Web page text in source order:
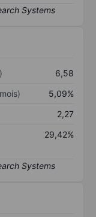
6,58
5,09%
2,27
29,42%